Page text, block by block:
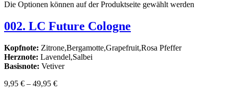
Die Optionen können auf der Produktseite gewählt werden
002. LC Future Cologne
Kopfnote: Zitrone,Bergamotte,Grapefruit,Rosa Pfeffer
Herznote: Lavendel,Salbei
Basisnote: Vetiver
9,95 € – 49,95 €